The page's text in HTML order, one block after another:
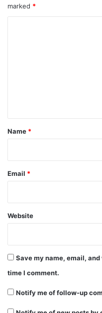
marked *
*
Name *
Email *
Website
Save my name, email,
time I comment.
Notify me of follow-up